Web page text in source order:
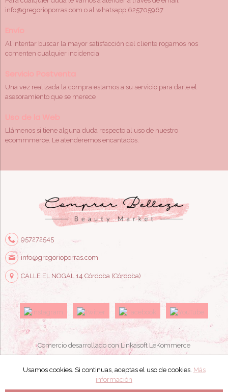
Usamos cookies. Si continuas, aceptas el uso de cookies. Más
información
info@gregorioporras.com o al whatsapp 625705967
Al intentar buscar la mayor satisfacción del cliente rogamos nos
comenten cualquier incidencia
Una vez realizada la compra estamos a su servicio para darle el
asesoramiento que se merece
Llámenos si tiene alguna duda respecto al uso de nuestro
ecommmerce. Le atenderemos encantados.
957272545
info@gregorioporras.com
CALLE EL NOGAL 14 Córdoba (Córdoba)
Comercio desarrollado con Linkasoft LeKommerce